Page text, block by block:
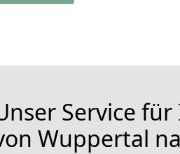
Service
Wuppertal